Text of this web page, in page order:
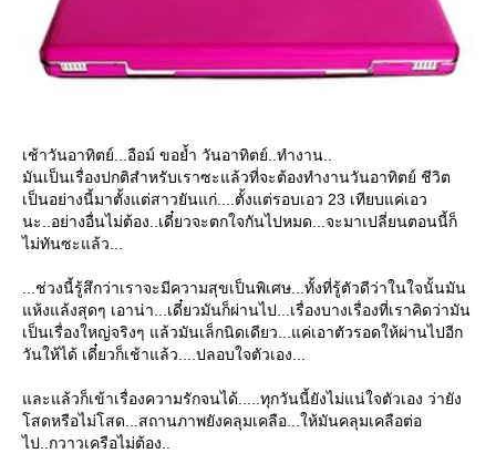
เช้าวันอาทิตย์...อือม์ ขอย้ำ วันอาทิตย์..ทำงาน..
มันเป็นเรื่องปกติสำหรับเราซะแล้วที่จะต้องทำงานวันอาทิตย์ ชีวิต
เป็นอย่างนี้มาตั้งแต่สาวยันแก่....ตั้งแต่รอบเอว 23 เทียบแค่เอว
นะ..อย่างอื่นไม่ต้อง..เดี๋ยวจะตกใจกันไปหมด...จะมาเปลี่ยนตอนนี้ก็
ไม่ทันซะแล้ว...
...ช่วงนี้รู้สึกว่าเราจะมีความสุขเป็นพิเศษ...ทั้งที่รู้ตัวดีว่าในใจนั้นมัน
ห้งแล้งสุดๆ เอาน่า...เดี๋ยวมันก็ผ่านไป...เรื่องบางเรื่องที่เราคิดว่ามัน
เป็นเรื่องใหญ่จริงๆ แล้วมันเล็กนิดเดียว...แค่เอาตัวรอดให้ผ่านไปอีก
วันให้ได้ เดี๋ยวก็เช้าแล้ว....ปลอบใจตัวเอง...
ละแล้วก็เข้าเรื่องความรักจนได้.....ทุกวันนี้ยังไม่แน่ใจตัวเอง ว่ายัง
สดหรือไม่โสด...สถานภาพยังคลุมเคลือ...ให้มันคลุมเคลือต่อ
ไป..กวาวเครือไม่ต้อง..